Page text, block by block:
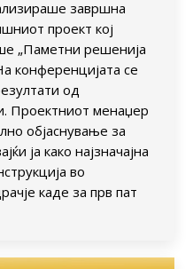
завршна
проект кој
„Паметни решенија
конференцијата се
од
Проектниот менаџер
објаснување за
ја како најзначајна
во
каде за прв пат